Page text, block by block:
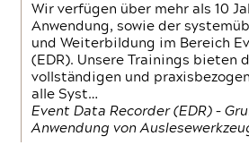
Wir verfügen über mehr als 10
Anwendung, sowie der
und Weiterbildung im Bereich
(EDR). Unsere Trainings bieten
vollständigen und
alle Syst…
Event Data Recorder (EDR) –
Anwendung von